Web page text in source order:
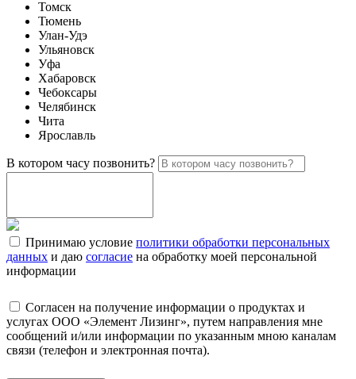
Томск
Тюмень
Улан-Удэ
Ульяновск
Уфа
Хабаровск
Чебоксары
Челябинск
Чита
Ярославль
В котором часу позвонить?
Принимаю условие политики обработки персональных
данных и даю согласие на обработку моей персональной
информации
Согласен на получение информации о продуктах и
услугах ООО «Элемент Лизинг», путем направления мне
сообщений и/или информации по указанным мною каналам
связи (телефон и электронная почта).